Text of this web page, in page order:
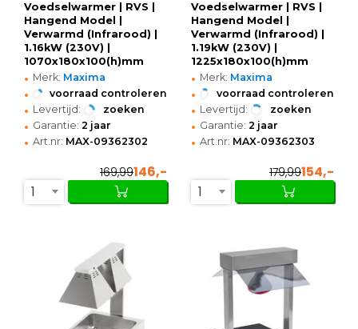
Voedselwarmer | RVS |
Hangend Model |
Verwarmd (Infrarood) |
1.16kW (230V) |
1070x180x100(h)mm
• Merk: Maxima
• voorraad controleren
• Levertijd: zoeken
• Garantie: 2 jaar
• Art.nr: MAX-09362302
169,99146,-
1
Voedselwarmer | RVS |
Hangend Model |
Verwarmd (Infrarood) |
1.19kW (230V) |
1225x180x100(h)mm
• Merk: Maxima
• voorraad controleren
• Levertijd: zoeken
• Garantie: 2 jaar
• Art.nr: MAX-09362303
179,99154,-
1